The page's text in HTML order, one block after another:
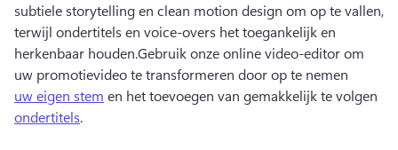
subtiele storytelling en clean motion design om op te vallen,
terwijl ondertitels en voice-overs het toegankelijk en
herkenbaar houden.Gebruik onze online video-editor om
uw promotievideo te transformeren door op te nemen
uw eigen stem en het toevoegen van gemakkelijk te volgen
ondertitels.